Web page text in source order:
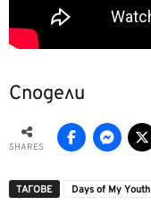
Сподели
SHARES
ТАГОВЕ Days of My Youth